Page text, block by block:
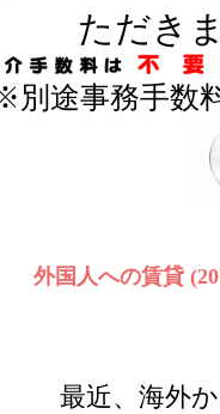
ただき
別途事務手数
外国人への賃貸
最近、海外